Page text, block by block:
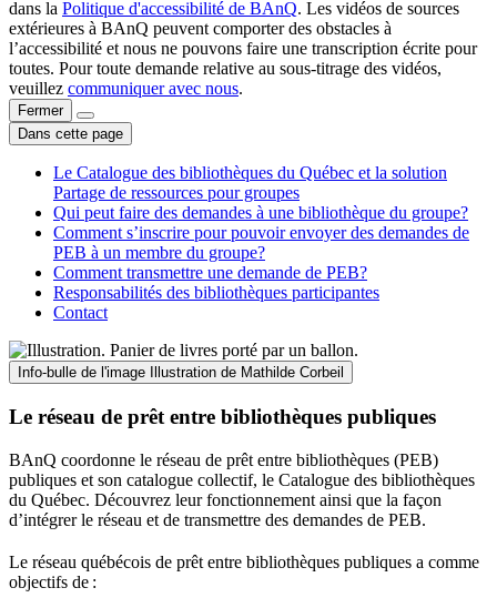
dans la Politique d'accessibilité de BAnQ. Les vidéos de sources
extérieures à BAnQ peuvent comporter des obstacles à
l’accessibilité et nous ne pouvons faire une transcription écrite pour
toutes. Pour toute demande relative au sous-titrage des vidéos,
veuillez communiquer avec nous.
Fermer
Dans cette page
Le Catalogue des bibliothèques du Québec et la solution
Partage de ressources pour groupes
Qui peut faire des demandes à une bibliothèque du groupe?
Comment s’inscrire pour pouvoir envoyer des demandes de
PEB à un membre du groupe?
Comment transmettre une demande de PEB?
Responsabilités des bibliothèques participantes
Contact
Info-bulle de l'image Illustration de Mathilde Corbeil
Le réseau de prêt entre bibliothèques publiques
BAnQ coordonne le réseau de prêt entre bibliothèques (PEB)
publiques et son catalogue collectif, le Catalogue des bibliothèques
du Québec. Découvrez leur fonctionnement ainsi que la façon
d’intégrer le réseau et de transmettre des demandes de PEB.
Le réseau québécois de prêt entre bibliothèques publiques a comme
objectifs de :